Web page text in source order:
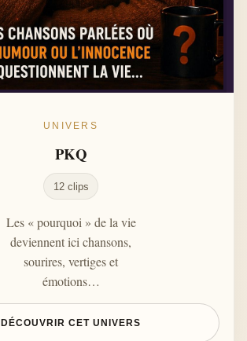
UNIVERS
PKQ
12 clips
Les « pourquoi » de la vie
deviennent ici chansons,
sourires, vertiges et
émotions…
DÉCOUVRIR CET UNIVERS